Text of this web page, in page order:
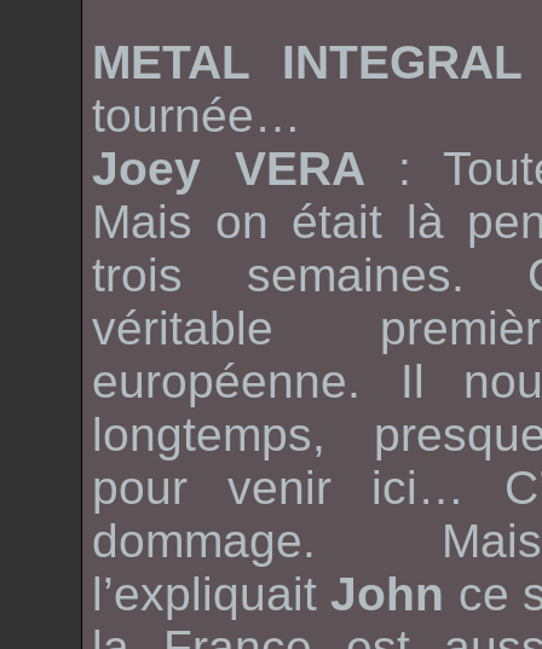
METAL
tournée…
Joey VERA :
Mais on était là
trois semaines.
véritable
européenne. Il
longtemps,
pour venir ici…
dommage.
l’expliquait John ce